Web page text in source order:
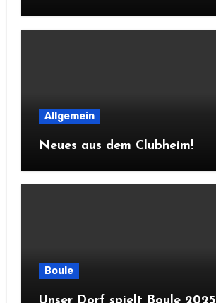
Allgemein
Neues aus dem Clubheim!
Boule